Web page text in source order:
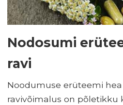
Nodosumi
ravi
Noodumuse erüteemi
ravivõimalus on põletikku